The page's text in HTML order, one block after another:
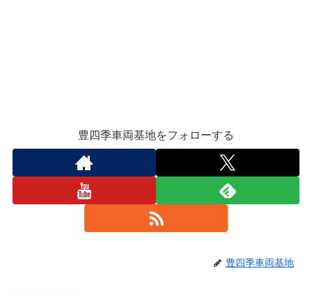
豊四季車両基地をフォローする
豊四季車両基地